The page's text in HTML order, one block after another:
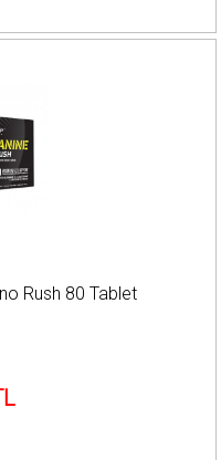
Rush 80 Tablet